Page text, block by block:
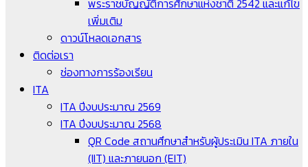
พระราชบัญญัติการศึกษาแห่งชาติ 2542 และแก้ไข
เพิ่มเติม
ดาวน์โหลดเอกสาร
ติดต่อเรา
ช่องทางการร้องเรียน
ITA
ITA ปีงบประมาณ 2569
ITA ปีงบประมาณ 2568
QR Code สถานศึกษาสำหรับผู้ประเมิน ITA ภายใน
(IIT) และภายนอก (EIT)